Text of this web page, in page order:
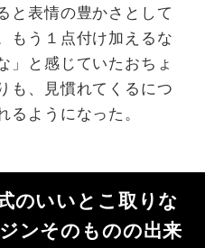
と表情の豊かさとして
もう１点付け加えるな
」と感じていたおちょ
も、見慣れてくるにつ
るようになった。
のいいとこ取りな
ンそのものの出来